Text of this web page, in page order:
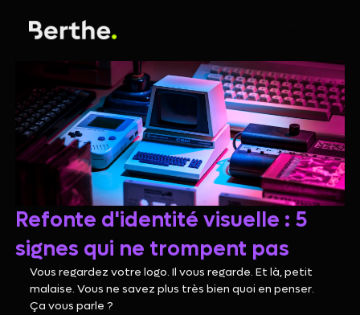
Refonte d'identité visuelle : 5
signes qui ne trompent pas
Vous regardez votre logo. Il vous regarde. Et là, petit
malaise. Vous ne savez plus très bien quoi en penser.
Ça vous parle ?